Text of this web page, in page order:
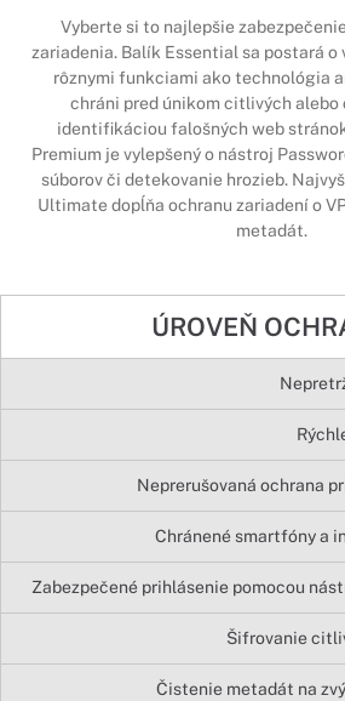
Vyberte si to najlepšie
zariadenia. Balík Essential sa postará o
rôznymi funkciami ako technológia
chráni pred únikom citlivých alebo
identifikáciou falošných web
Premium je vylepšený o nástroj
súborov či detekovanie hrozieb.
Ultimate dopĺňa ochranu zariadení o
metadát.
ÚROVEŇ
Neprerušovaná ochrana
Chránené smartfóny a
Zabezpečené prihlásenie pomocou
Šifrovanie
Čistenie metadát na